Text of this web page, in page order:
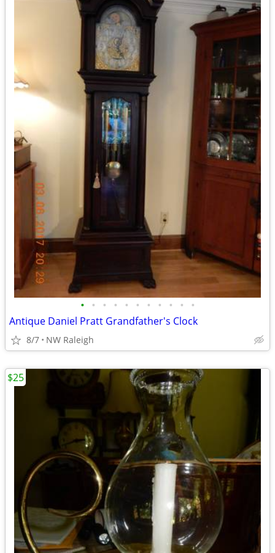
• • • • • • • • • • •
Antique Daniel Pratt Grandfather's Clock
8/7 NW Raleigh
$25